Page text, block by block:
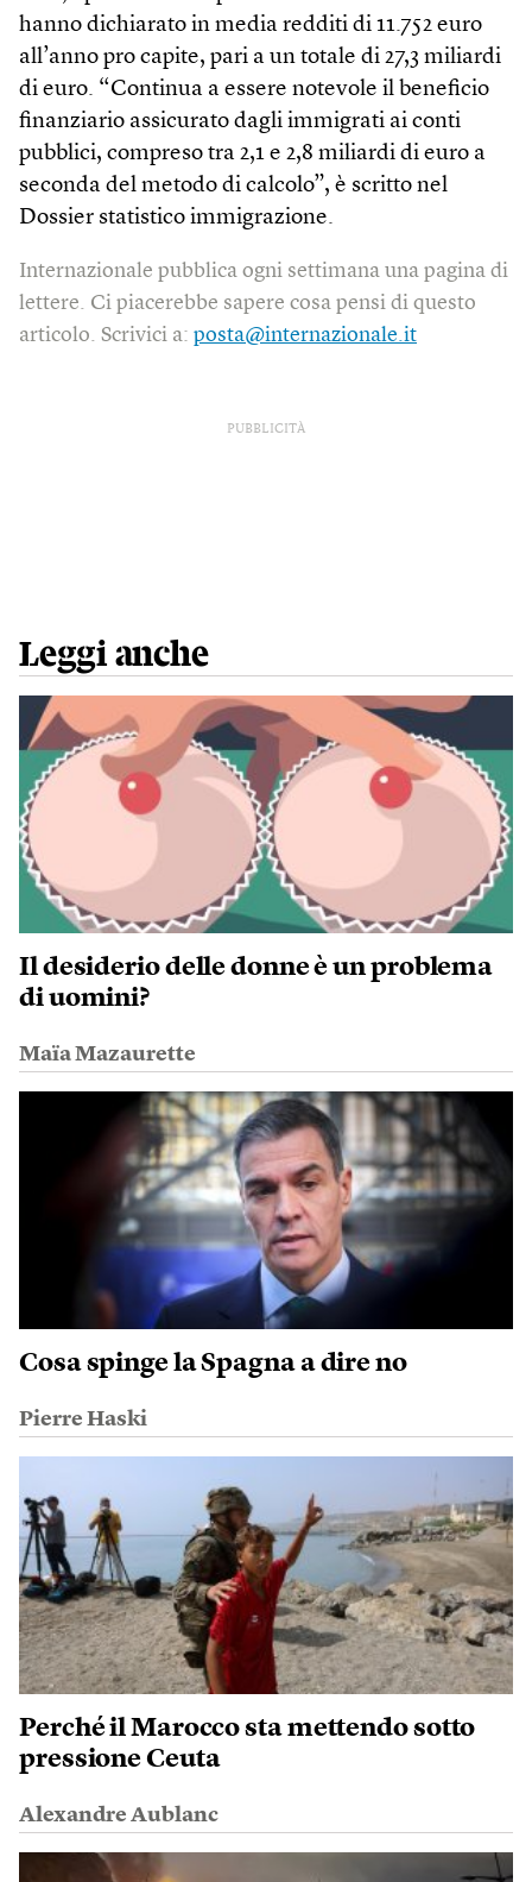
hanno dichiarato in media redditi di 11.752 euro
all’anno pro capite, pari a un totale di 27,3 miliardi
di euro. “Continua a essere notevole il beneficio
finanziario assicurato dagli immigrati ai conti
pubblici, compreso tra 2,1 e 2,8 miliardi di euro a
seconda del metodo di calcolo”, è scritto nel
Dossier statistico immigrazione.
Internazionale pubblica ogni settimana una pagina di
lettere. Ci piacerebbe sapere cosa pensi di questo
articolo. Scrivici a: posta@internazionale.it
PUBBLICITÀ
Leggi anche
Il desiderio delle donne è un problema
di uomini?
Maïa Mazaurette
Cosa spinge la Spagna a dire no
Pierre Haski
Perché il Marocco sta mettendo sotto
pressione Ceuta
Alexandre Aublanc